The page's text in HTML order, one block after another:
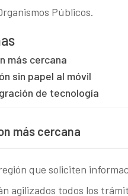
Públicos.
más cercana
sin papel al móvil
de tecnología
más cercana
que soliciten
agilizados todos los